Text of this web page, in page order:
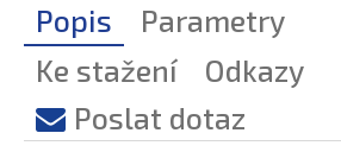
Popis
Parametry
Ke stažení
Odkazy
Poslat dotaz